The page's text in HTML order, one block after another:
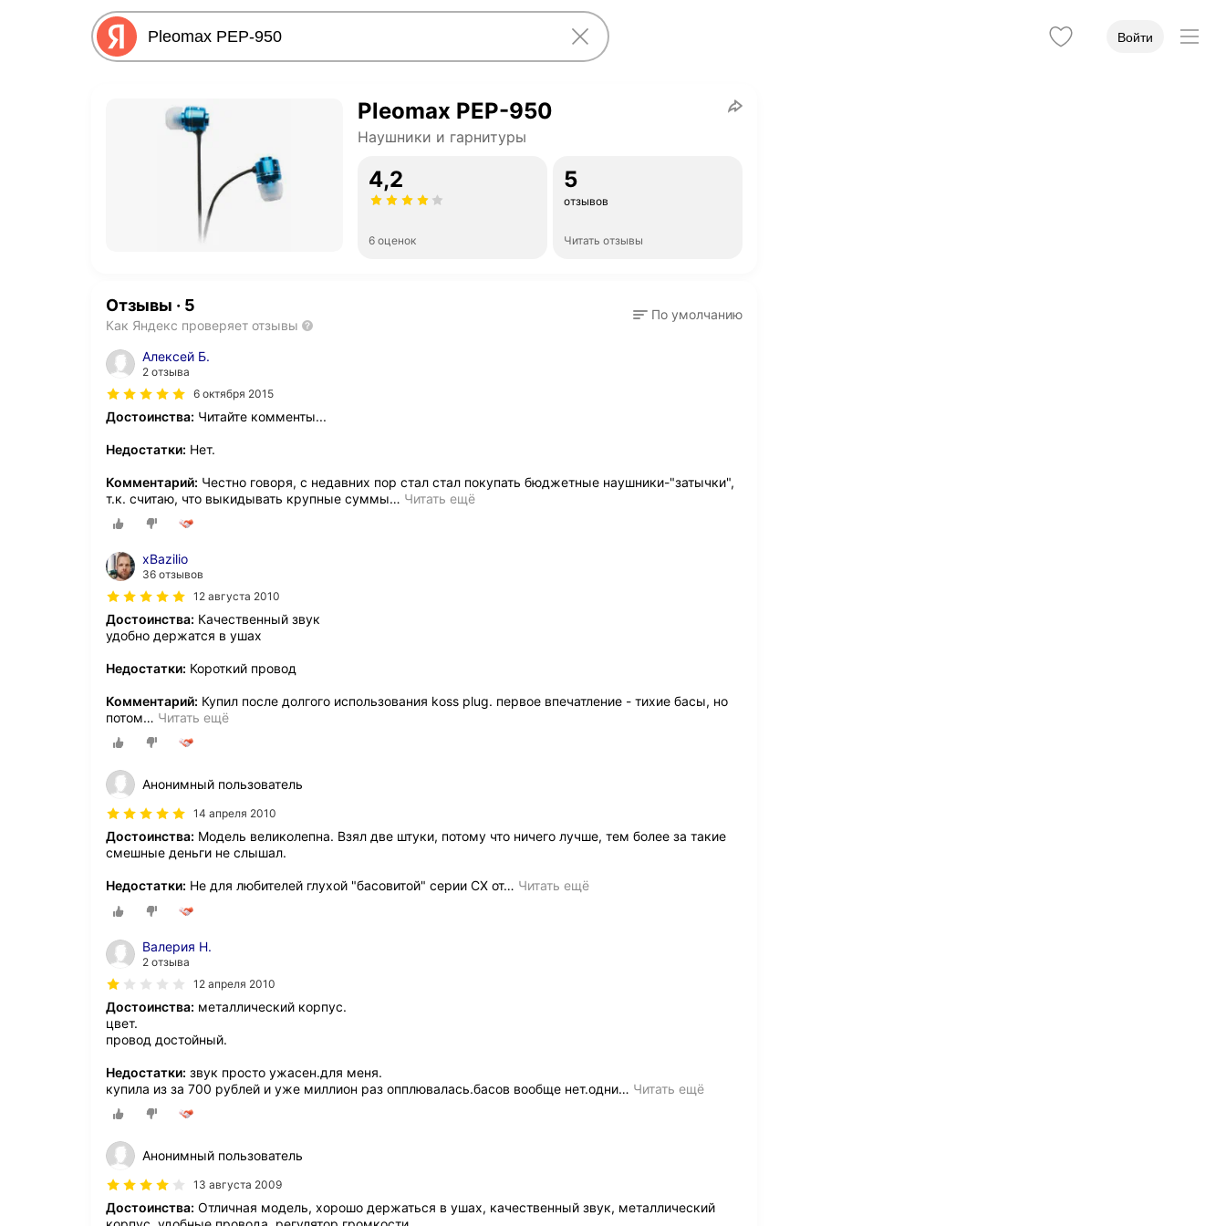
Войти
Pleomax PEP-950
Наушники и гарнитуры
4,2
6 оценок
5
отзывов
Читать отзывы
Отзывы · 5
Как Яндекс проверяет отзывы
По умолчанию
Алексей Б.
2 отзыва
6 октября 2015
Достоинства: Читайте комменты...
Недостатки: Нет.
Комментарий: Честно говоря, с недавних пор стал стал покупать бюджетные наушники-"затычки",
т.к. считаю, что выкидывать крупные суммы… Читать ещё
xBazilio
36 отзывов
12 августа 2010
Достоинства: Качественный звук
удобно держатся в ушах
Недостатки: Короткий провод
Комментарий: Купил после долгого использования koss plug. первое впечатление - тихие басы, но
потом… Читать ещё
Анонимный пользователь
14 апреля 2010
Достоинства: Модель великолепна. Взял две штуки, потому что ничего лучше, тем более за такие
смешные деньги не слышал.
Недостатки: Не для любителей глухой "басовитой" серии CX от… Читать ещё
Валерия Н.
2 отзыва
12 апреля 2010
Достоинства: металлический корпус.
цвет.
провод достойный.
Недостатки: звук просто ужасен.для меня.
купила из за 700 рублей и уже миллион раз опплювалась.басов вообще нет.одни… Читать ещё
Анонимный пользователь
13 августа 2009
Достоинства: Отличная модель, хорошо держаться в ушах, качественный звук, металлический